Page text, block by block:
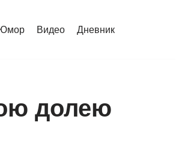
Видео Дневник
долею